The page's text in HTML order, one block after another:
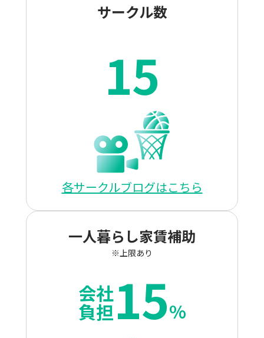
サークル数
15
各サークルブログはこちら
一人暮らし家賃補助
※上限あり
会社
負担15%